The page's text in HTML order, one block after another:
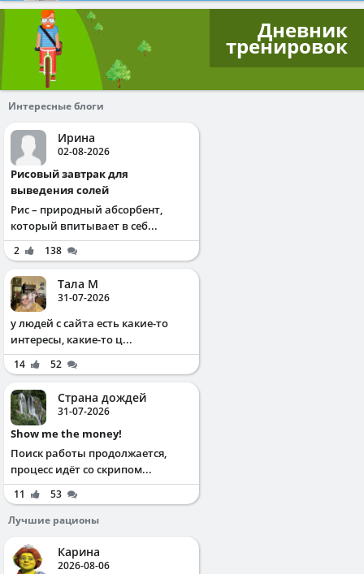
Дневник
тренировок
Интересные блоги
Ирина
02-08-2026
Рисовый завтрак для
выведения солей
Рис – природный абсорбент,
который впитывает в себ...
2 138
Тала М
31-07-2026
у людей с сайта есть какие-то
интересы, какие-то ц...
14 52
Страна дождей
31-07-2026
Show me the money!
Поиск работы продолжается,
процесс идёт со скрипом...
11
53
Лучшие рационы
Карина
2026-08-06